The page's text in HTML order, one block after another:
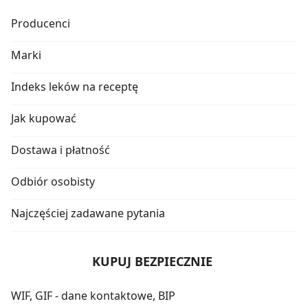
Producenci
Marki
Indeks leków na receptę
Jak kupować
Dostawa i płatność
Odbiór osobisty
Najczęściej zadawane pytania
KUPUJ BEZPIECZNIE
WIF, GIF - dane kontaktowe, BIP